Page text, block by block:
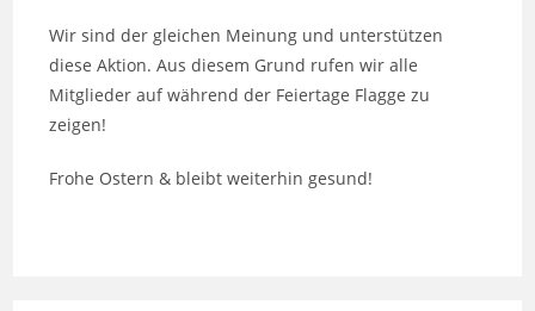
Wir sind der gleichen Meinung und unterstützen
diese Aktion. Aus diesem Grund rufen wir alle
Mitglieder auf während der Feiertage Flagge zu
zeigen!
Frohe Ostern & bleibt weiterhin gesund!